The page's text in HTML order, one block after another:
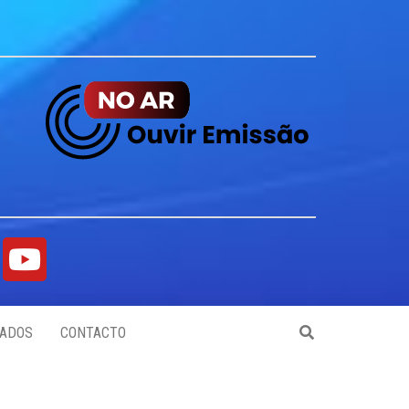
CONTACTO